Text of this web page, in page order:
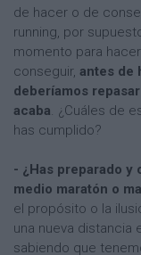
de hacer o de
running, por
momento para
conseguir, antes de
deberíamos
acaba. ¿Cuáles de
has cumplido?
- ¿Has preparado
medio maratón o
el propósito o la
una nueva distancia
sabiendo que